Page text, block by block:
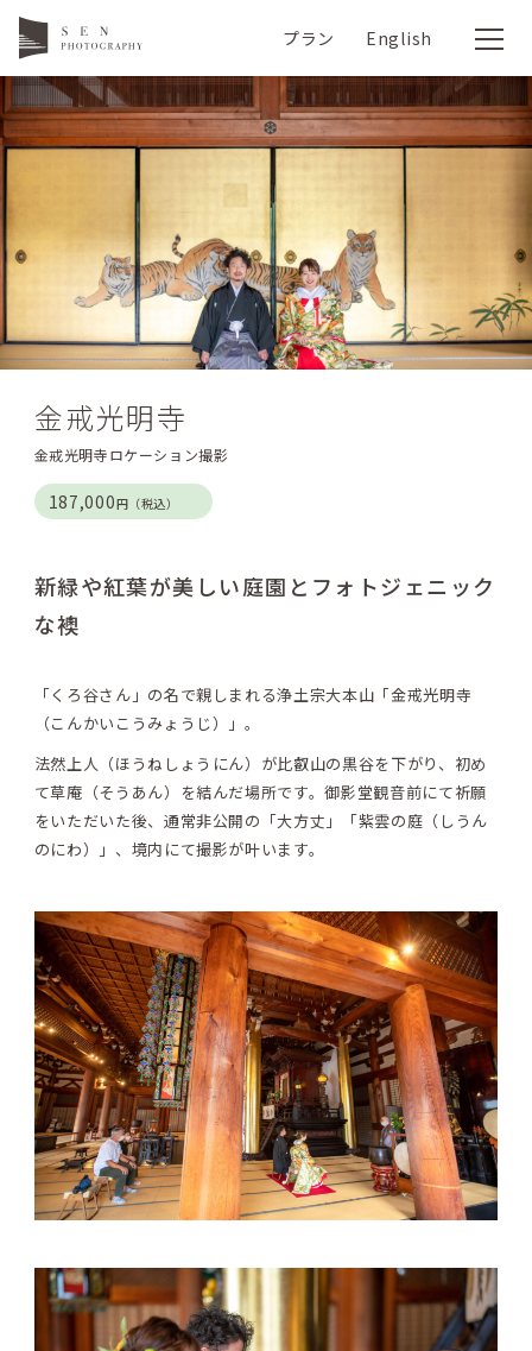
プラン English
金戒光明寺
金戒光明寺ロケーション撮影
187,000円（税込）
新緑や紅葉が美しい庭園とフォトジェニック
な襖
「くろ谷さん」の名で親しまれる浄土宗大本山「金戒光明寺
（こんかいこうみょうじ）」。
法然上人（ほうねしょうにん）が比叡山の黒谷を下がり、初め
て草庵（そうあん）を結んだ場所です。御影堂観音前にて祈願
をいただいた後、通常非公開の「大方丈」「紫雲の庭（しうん
のにわ）」、境内にて撮影が叶います。